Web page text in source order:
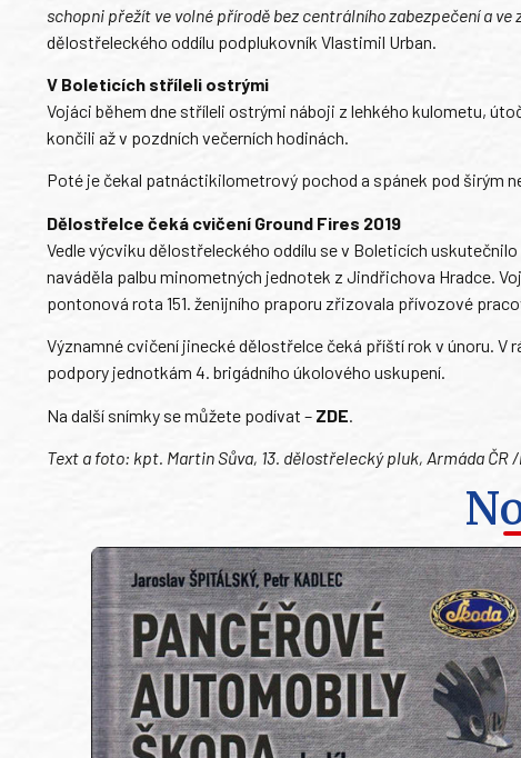
schopni přežít ve volné přírodě bez centrálního zabezpečení a
dělostřeleckého oddílu podplukovník Vlastimil Urban.
V Boleticích stříleli ostrými
Vojáci během dne stříleli ostrými náboji z lehkého kulometu,
končili až v pozdních večerních hodinách.
Poté je čekal patnáctikilometrový pochod a spánek pod širým
Dělostřelce čeká cvičení Ground Fires 2019
Vedle výcviku dělostřeleckého oddílu se v Boleticích
naváděla palbu minometných jednotek z Jindřichova Hradce.
pontonová rota 151. ženijního praporu zřizovala přívozové
Významné cvičení jinecké dělostřelce čeká příští rok v únoru. V
podpory jednotkám 4. brigádního úkolového uskupení.
Na další snímky se můžete podívat – ZDE
Text a foto: kpt. Martin Sůva, 13. dělostřelecký pluk, Armáda ČR